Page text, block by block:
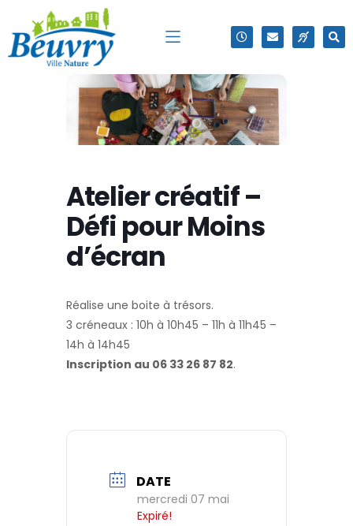
Atelier créatif –
Défi pour Moins
d’écran
Réalise une boite à trésors.
3 créneaux : 10h à 10h45 – 11h à 11h45 –
14h à 14h45
Inscription au 06 33 26 87 82.
DATE
mercredi 07 mai
Expiré!